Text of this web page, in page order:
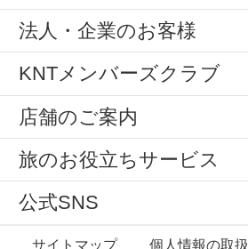
法人・企業のお客様
KNTメンバーズクラブ
店舗のご案内
旅のお役立ちサービス
公式SNS
サイトマップ 個人情報の取扱